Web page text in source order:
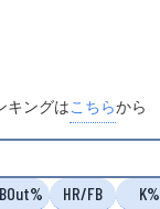
キングはこちらから
HR/FB K%